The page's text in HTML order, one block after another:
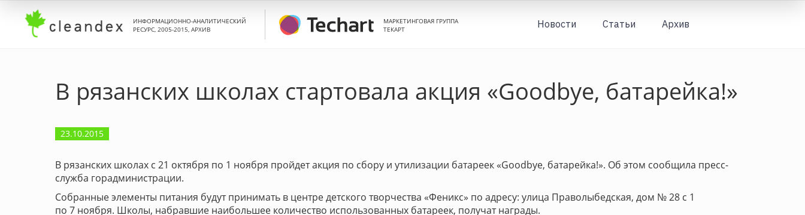
ИНФОРМАЦИОННО-АНАЛИТИЧЕСКИЙ
РЕСУРС, 2005-2015, АРХИВ
МАРКЕТИНГОВАЯ ГРУППА
ТЕКАРТ
Новости Статьи Архив
В рязанских школах стартовала акция «Goodbye, батарейка!»
23.10.2015
В рязанских школах с 21 октября по 1 ноября пройдет акция по сбору и утилизации батареек «Goodbye, батарейка!». Об этом сообщила пресс-
служба горадминистрации.
Собранные элементы питания будут принимать в центре детского творчества «Феникс» по адресу: улица Праволыбедская, дом № 28 с 1
по 7 ноября. Школы, набравшие наибольшее количество использованных батареек, получат награды.